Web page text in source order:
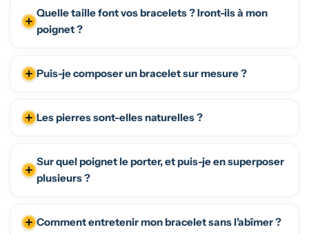
Quelle taille font vos bracelets ? Iront-ils à mon
poignet ?
Puis-je composer un bracelet sur mesure ?
Les pierres sont-elles naturelles ?
Sur quel poignet le porter, et puis-je en superposer
plusieurs ?
Comment entretenir mon bracelet sans l’abîmer ?